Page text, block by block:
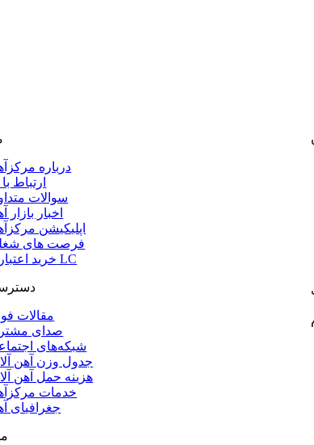
درباره
ارتباط
سوالات
اخبار بازار
اپلیکیشن
فرصت های
خرید اعتباری LC
مقالات
صدای
شبکه‌های
جدول وزن آهن
هزینه حمل آهن
خدمات
جغرافیای